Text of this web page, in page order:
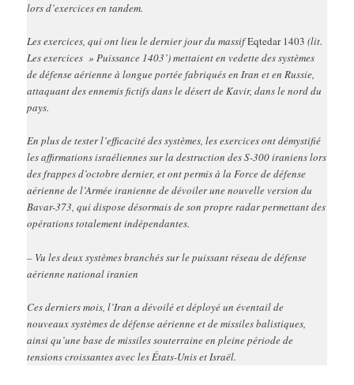
lors d’exercices en tandem.
Les exercices, qui ont lieu le dernier jour du massifEqtedar 1403 (lit.
Les exercices » Puissance 1403’) mettaient en vedette des systèmes
de défense aérienne à longue portée fabriqués en Iran et en Russie,
attaquant des ennemis fictifs dans le désert de Kavir, dans le nord du
pays.
En plus de tester l’efficacité des systèmes, les exercices ont démystifié
les affirmations israéliennes sur la destruction des S-300 iraniens lors
des frappes d’octobre dernier, et ont permis à la Force de défense
aérienne de l’Armée iranienne de dévoiler une nouvelle version du
Bavar-373, qui dispose désormais de son propre radar permettant des
opérations totalement indépendantes.
– Vu les deux systèmes branchés sur le puissant réseau de défense
aérienne national iranien
Ces derniers mois, l’Iran a dévoilé et déployé un éventail de
nouveaux systèmes de défense aérienne et de missiles balistiques,
ainsi qu’une base de missiles souterraine en pleine période de
tensions croissantes avec les États-Unis et Israël.